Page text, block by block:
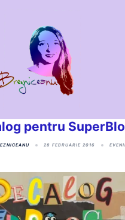
pentru
28 FEBRUARIE 2016